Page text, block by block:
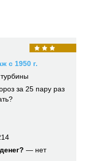
с 1950 г.
за 25 пару раз
— нет